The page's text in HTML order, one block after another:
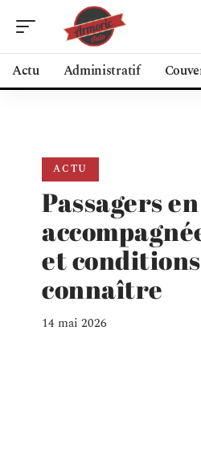
Actu Administratif
ACTU
Passagers
et
connaître
14 mai 2026